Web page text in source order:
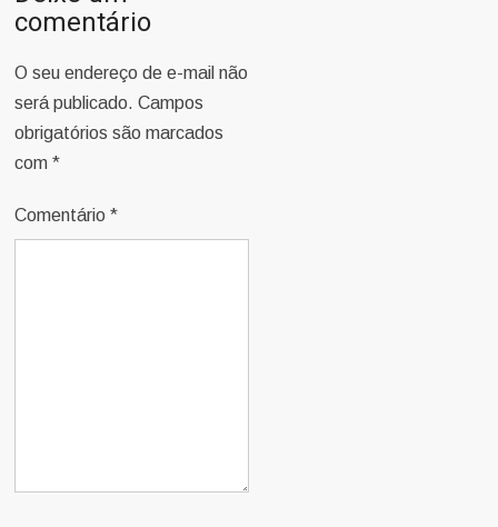
comentário
O seu endereço de e-mail não
será publicado. Campos
obrigatórios são marcados
com*
Comentário*